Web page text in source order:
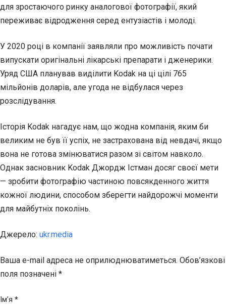
для зростаючого ринку аналогової фотографії, який
переживає відродження серед ентузіастів і молоді.
У 2020 році в компанії заявляли про можливість почати
випускати оригінальні лікарські препарати і дженерики.
Уряд США планував виділити Kodak на ці цілі 765
мільйонів доларів, але угода не відбулася через
розслідування.
Історія Kodak нагадує нам, що жодна компанія, яким би
великим не був її успіх, не застрахована від невдачі, якщо
вона не готова змінюватися разом зі світом навколо.
Однак засновник Kodak Джордж Істман досяг своєї мети
— зробити фотографію частиною повсякденного життя
кожної людини, способом зберегти найдорожчі моменти
для майбутніх поколінь.
Джерело: ukr.media
Ваша e-mail адреса не оприлюднюватиметься. Обов’язкові
поля позначені *
Ім’я *